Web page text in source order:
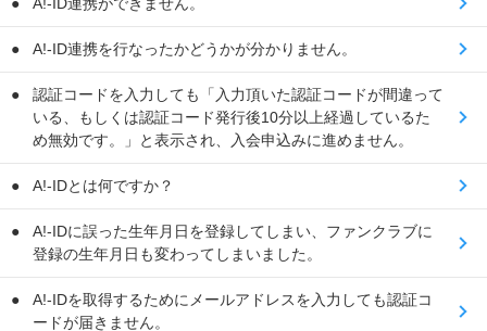
A!-ID連携を行なったかどうかが分かりません。
認証コードを入力しても「入力頂いた認証コードが間違って
いる、もしくは認証コード発行後10分以上経過しているた
め無効です。」と表示され、入会申込みに進めません。
A!-IDとは何ですか？
A!-IDに誤った生年月日を登録してしまい、ファンクラブに
登録の生年月日も変わってしまいました。
A!-IDを取得するためにメールアドレスを入力しても認証コ
ードが届きません。